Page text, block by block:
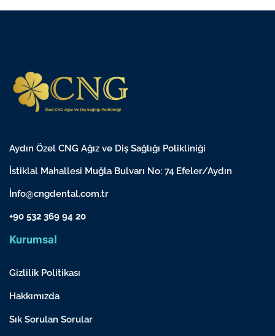
Aydın Özel CNG Ağız ve Diş Sağlığı Polikliniği
İstiklal Mahallesi Muğla Bulvarı No: 74 Efeler/Aydın
İnfo@cngdental.com.tr
+90 532 369 94 20
Kurumsal
Gizlilik Politikası
Hakkımızda
Sık Sorulan Sorular